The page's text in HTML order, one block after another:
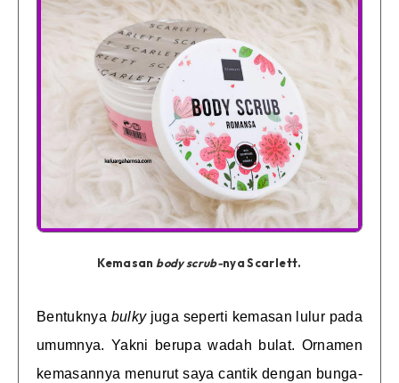
Kemasan body scrub-nya Scarlett.
Bentuknya bulky juga seperti kemasan lulur pada
umumnya. Yakni berupa wadah bulat. Ornamen
kemasannya menurut saya cantik dengan bunga-